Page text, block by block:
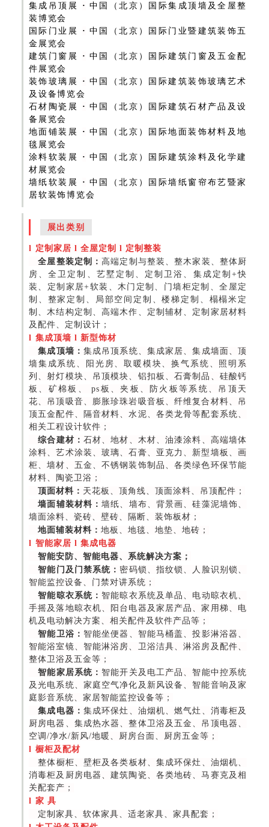
集成吊顶展
· 中国（北京）国际集成顶墙及全屋整
装博览会
国际门业展
· 中国（北京）国际门业暨建筑装饰五
金展览会
建筑门窗展
· 中国（北京）国际建筑门窗及五金配
件展览会
装饰玻璃展
· 中国（北京）国际建筑装饰玻璃艺术
及设备博览会
石材陶瓷展
· 中国（北京）国际建筑石材产品及设
备展览会
地面铺装展 · 中国（北京）国际地面装饰材料及地
毯展览会
涂料软装展
· 中国（北京）国际建筑涂料及化学建
材展览会
墙纸软装展
· 中国（北京）国际墙纸窗帘布艺暨家
居软装饰博览会
展出类别
l 定制家居 l 全屋定制 l 定制整装
全屋整装定制：高端定制与整装、整木家装、整体厨
房、全卫定制、艺墅定制、定制卫浴、集成定制+快
装、定制家居+软装、木门定制、门墙柜定制、全屋定
制、整家定制、局部空间定制、楼梯定制、榻榻米定
制、木结构定制、高端木作、定制辅材、定制家居材料
及配件、定制设计 ；
l 集成顶墙 l 新型饰材
集成顶墙： 集成吊顶系统、集成家居、集成墙面、顶
墙集成系统、阳光房、取暖模块、换气系统、照明系
列、射灯模块、吊顶模块、铝扣板、石膏制品、硅酸钙
板、矿棉板、 ps板、夹板、防火板等系统、吊顶天
花、吊顶吸音、膨胀珍珠岩吸音板、纤维复合材料、吊
顶五金配件、隔音材料、水泥、各类龙骨等配套系统、
相关工程设计软件；
综合建材： 石材、地材、木材、油漆涂料、高端墙体
涂料、艺术涂装、玻璃、石膏、亚克力、新型墙板、画
柜、墙材、五金、不锈钢装饰制品、各类绿色环保节能
材料、陶瓷卫浴；
顶面材料： 天花板、顶角线、顶面涂料、吊顶配件；
墙面辅装材料：墙纸、墙布、背景画、硅藻泥墙饰、
墙面涂料、瓷砖、壁砖、隔断、装饰板材；
地面辅装材料： 地板、地毯、地垫、地砖；
l 智能家居 l 集成电器
智能安防、智能电器、系统解决方案；
智能门及门禁系统： 密码锁、指纹锁、人脸识别锁、
智能监控设备、门禁对讲系统；
智能晾衣系统： 智能晾衣系统及单品、电动晾衣机、
手摇及落地晾衣机、阳台电器及家居产品、家用梯、电
机及电动解决方案、相关配件及软件产品等；
智能卫浴： 智能坐便器、智能马桶盖、投影淋浴器、
智能浴室镜、智能淋浴房、卫浴洁具、淋浴房及配件、
整体卫浴及五金等；
智能家居系统： 智能开关及电工产品、智能中控系统
及光电系统、家庭空气净化及新风设备、智能音响及家
庭影音系统、家居智能监控设备等；
集成电器： 集成环保灶、油烟机、燃气灶、消毒柜及
厨房电器、集成热水器、整体卫浴及五金、吊顶电器、
空调/净水/新风/地暖、厨房台面、厨房五金等；
l 橱柜及配材
整体橱柜、壁柜及各类板材、集成环保灶、油烟机、
消毒柜及厨房电器、建筑陶瓷、各类地砖、马赛克及相
关配套产；
l 家 具
定制家具、软体家具、适老家具、家具配套；